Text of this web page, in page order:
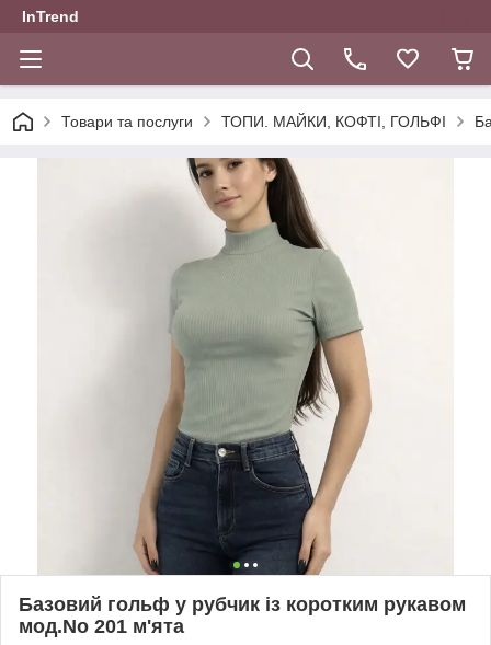
InTrend
Товари та послуги ТОПИ. МАЙКИ, КОФТІ, ГОЛЬФІ
Базовий гольф у рубчик із коротким рукавом
мод.No 201 м'ята